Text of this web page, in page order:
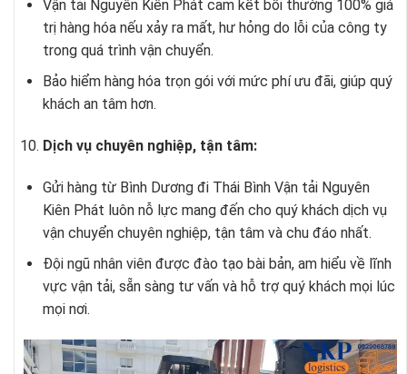
Vận tải Nguyên Kiên Phát cam kết bồi thường 100% giá
trị hàng hóa nếu xảy ra mất, hư hỏng do lỗi của công ty
trong quá trình vận chuyển.
Bảo hiểm hàng hóa trọn gói với mức phí ưu đãi, giúp quý
khách an tâm hơn.
Dịch vụ chuyên nghiệp, tận tâm:
Gửi hàng từ Bình Dương đi Thái Bình Vận tải Nguyên
Kiên Phát luôn nỗ lực mang đến cho quý khách dịch vụ
vận chuyển chuyên nghiệp, tận tâm và chu đáo nhất.
Đội ngũ nhân viên được đào tạo bài bản, am hiểu về lĩnh
vực vận tải, sẵn sàng tư vấn và hỗ trợ quý khách mọi lúc
mọi nơi.